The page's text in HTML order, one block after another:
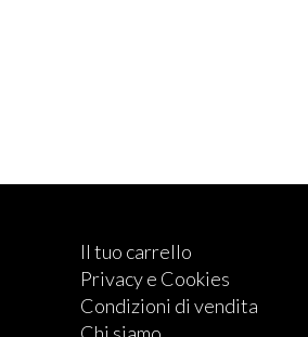
Il tuo carrello
Privacy e Cookies
Condizioni di vendita